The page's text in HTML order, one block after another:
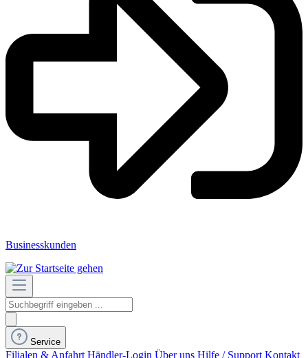
Businesskunden
Service
Filialen & Anfahrt Händler-Login Über uns Hilfe / Support Kontakt